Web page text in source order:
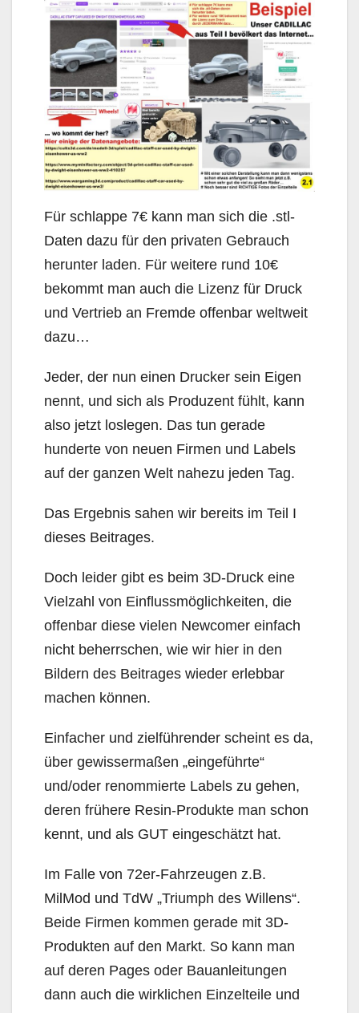
Für schlappe 7€ kann man sich die .stl-
Daten dazu für den privaten Gebrauch
herunter laden. Für weitere rund 10€
bekommt man auch die Lizenz für Druck
und Vertrieb an Fremde offenbar weltweit
dazu…
Jeder, der nun einen Drucker sein Eigen
nennt, und sich als Produzent fühlt, kann
also jetzt loslegen. Das tun gerade
hunderte von neuen Firmen und Labels
auf der ganzen Welt nahezu jeden Tag.
Das Ergebnis sahen wir bereits im Teil I
dieses Beitrages.
Doch leider gibt es beim 3D-Druck eine
Vielzahl von Einflussmöglichkeiten, die
offenbar diese vielen Newcomer einfach
nicht beherrschen, wie wir hier in den
Bildern des Beitrages wieder erlebbar
machen können.
Einfacher und zielführender scheint es da,
über gewissermaßen „eingeführte“
und/oder renommierte Labels zu gehen,
deren frühere Resin-Produkte man schon
kennt, und als GUT eingeschätzt hat.
Im Falle von 72er-Fahrzeugen z.B.
MilMod und TdW „Triumph des Willens“.
Beide Firmen kommen gerade mit 3D-
Produkten auf den Markt. So kann man
auf deren Pages oder Bauanleitungen
dann auch die wirklichen Einzelteile und